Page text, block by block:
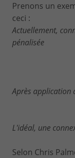
Prenons un
ceci :
Actuellement,
pénalisée
Après application
L'idéal, une
Selon Chris